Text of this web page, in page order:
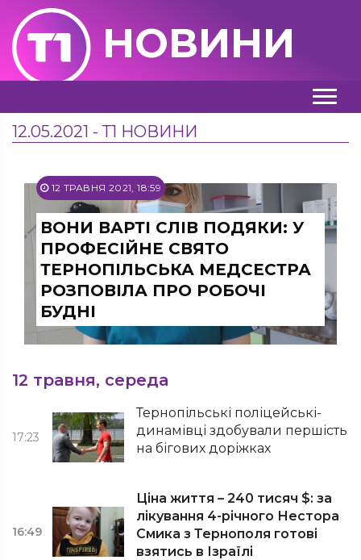
НОВИНИ
12.05.2021 - Т1 НОВИНИ
12 ТРАВНЯ 2021, 18:59
ВОНИ ВАРТІ СЛІВ ПОДЯКИ: У
ПРОФЕСІЙНЕ СВЯТО
ТЕРНОПІЛЬСЬКА МЕДСЕСТРА
РОЗПОВІЛА ПРО РОБОЧІ
БУДНІ
12 травня, середа
17:23
Тернопільські поліцейські-
динамівці здобували першість
на бігових доріжках
16:49
Ціна життя – 240 тисяч $: за
лікування 4-річного Нестора
Смика з Тернополя готові
взятись в Ізраїлі